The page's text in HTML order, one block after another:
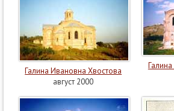
Галина Ивановна Хвостова
август 2000